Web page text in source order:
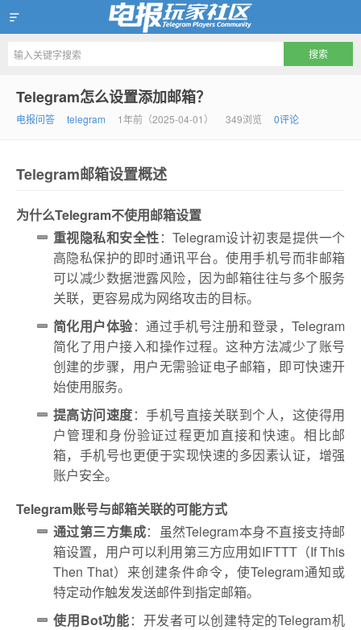
Telegram玩家社区
Telegram怎么设置添加邮箱？
电报问答 telegram 1年前（2025-04-01） 349浏览 0评论
Telegram邮箱设置概述
为什么Telegram不使用邮箱设置
重视隐私和安全性：Telegram设计初衷是提供一个
高隐私保护的即时通讯平台。使用手机号而非邮箱
可以减少数据泄露风险，因为邮箱往往与多个服务
关联，更容易成为网络攻击的目标。
简化用户体验：通过手机号注册和登录，Telegram
简化了用户接入和操作过程。这种方法减少了账号
创建的步骤，用户无需验证电子邮箱，即可快速开
始使用服务。
提高访问速度：手机号直接关联到个人，这使得用
户管理和身份验证过程更加直接和快速。相比邮
箱，手机号也更便于实现快速的多因素认证，增强
账户安全。
Telegram账号与邮箱关联的可能方式
通过第三方集成：虽然Telegram本身不直接支持邮
箱设置，用户可以利用第三方应用如IFTTT（If This
Then That）来创建条件命令，使Telegram通知或
特定动作触发发送邮件到指定邮箱。
使用Bot功能：开发者可以创建特定的Telegram机